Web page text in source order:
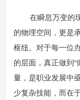
在瞬息万变的
的物理空间，更是
枢纽。对于每一位
的层面，真正做到
量，是职业发展中
少复杂技能，而在